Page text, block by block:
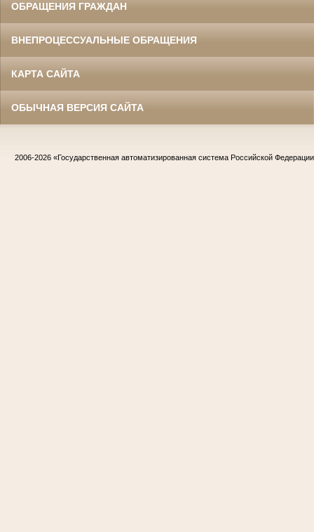
ОБРАЩЕНИЯ ГРАЖДАН
ВНЕПРОЦЕССУАЛЬНЫЕ ОБРАЩЕНИЯ
КАРТА САЙТА
ОБЫЧНАЯ ВЕРСИЯ САЙТА
2006-2026 «Государственная автоматизированная система Российской